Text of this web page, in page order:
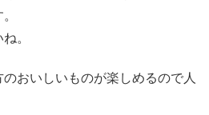
。
おいしいものが楽しめるので人